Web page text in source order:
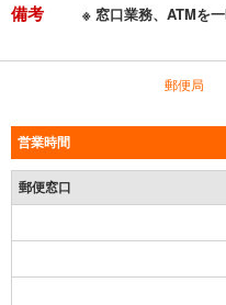
備考 ※ 窓口業務、ATMを
郵便局
営業時間
郵便窓口